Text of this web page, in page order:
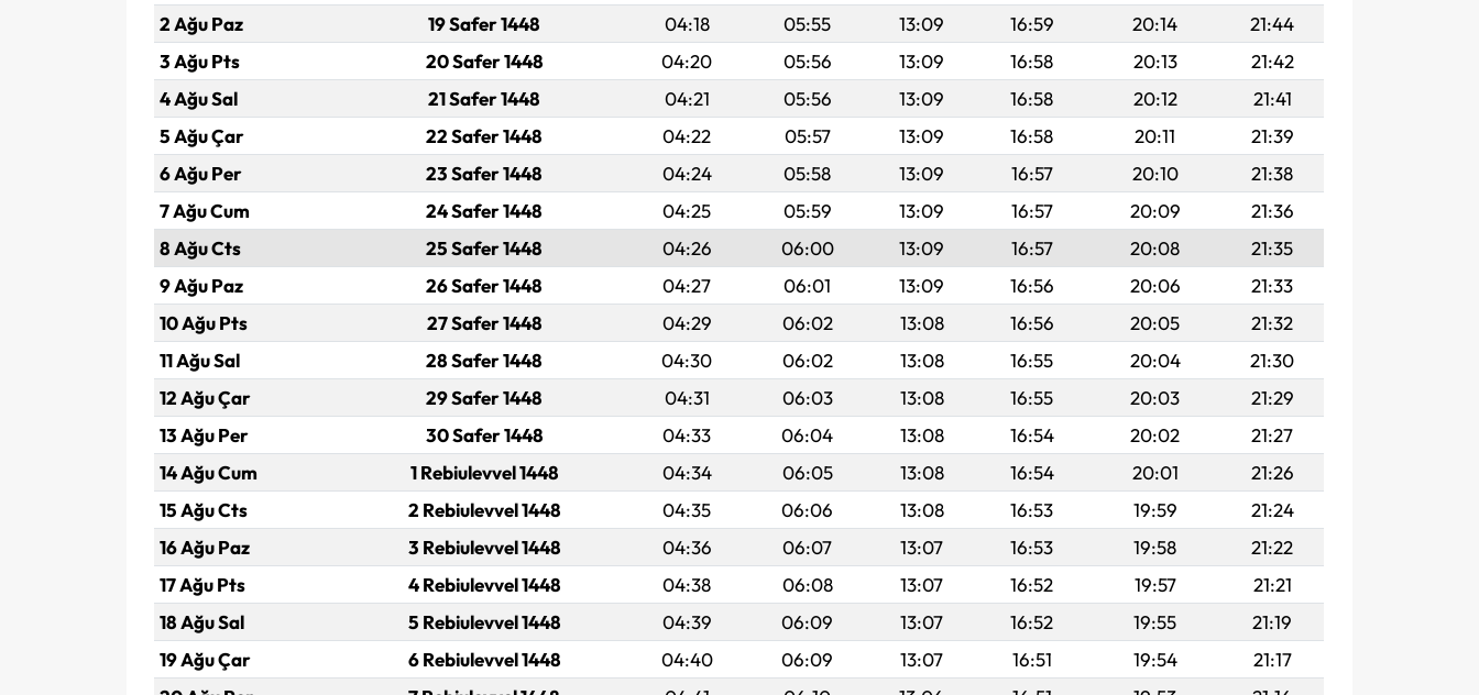
2 Ağu Paz
19 Safer 1448 04:18 05:55 13:09 16:59 20:14
21:44
3 Ağu Pts
20 Safer 1448 04:20 05:56 13:09 16:58 20:13
21:42
4 Ağu Sal
21 Safer 1448 04:21 05:56 13:09 16:58 20:12
21:41
5 Ağu Çar
22 Safer 1448 04:22 05:57 13:09 16:58 20:11
21:39
6 Ağu Per
23 Safer 1448 04:24 05:58 13:09 16:57 20:10
21:38
7 Ağu Cum
24 Safer 1448 04:25 05:59 13:09 16:57 20:09
21:36
8 Ağu Cts
25 Safer 1448 04:26 06:00 13:09 16:57 20:08
21:35
9 Ağu Paz
26 Safer 1448 04:27 06:01 13:09 16:56 20:06
21:33
10 Ağu Pts
27 Safer 1448 04:29 06:02 13:08 16:56 20:05
21:32
11 Ağu Sal
28 Safer 1448 04:30 06:02 13:08 16:55 20:04
21:30
12 Ağu Çar
29 Safer 1448 04:31 06:03 13:08 16:55 20:03
21:29
13 Ağu Per
30 Safer 1448 04:33 06:04 13:08 16:54 20:02
21:27
14 Ağu Cum
1 Rebiulevvel 1448 04:34 06:05 13:08 16:54 20:01
21:26
15 Ağu Cts
2 Rebiulevvel 1448 04:35 06:06 13:08 16:53 19:59
21:24
16 Ağu Paz
3 Rebiulevvel 1448 04:36 06:07 13:07 16:53 19:58
21:22
17 Ağu Pts
4 Rebiulevvel 1448 04:38 06:08 13:07 16:52 19:57
21:21
18 Ağu Sal
5 Rebiulevvel 1448 04:39 06:09 13:07 16:52 19:55
21:19
19 Ağu Çar
6 Rebiulevvel 1448 04:40 06:09 13:07 16:51 19:54
21:17